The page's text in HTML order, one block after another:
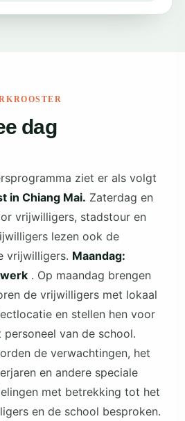
dag
ziet er als volgt
in Chiang Mai. Zaterdag en
vrijwilligers, stadstour en
lezen ook de
vrijwilligers. Maandag:
. Op maandag brengen
de vrijwilligers met lokaal
en stellen hen voor
van de school.
de verwachtingen, het
en andere speciale
met betrekking tot het
en de school besproken.